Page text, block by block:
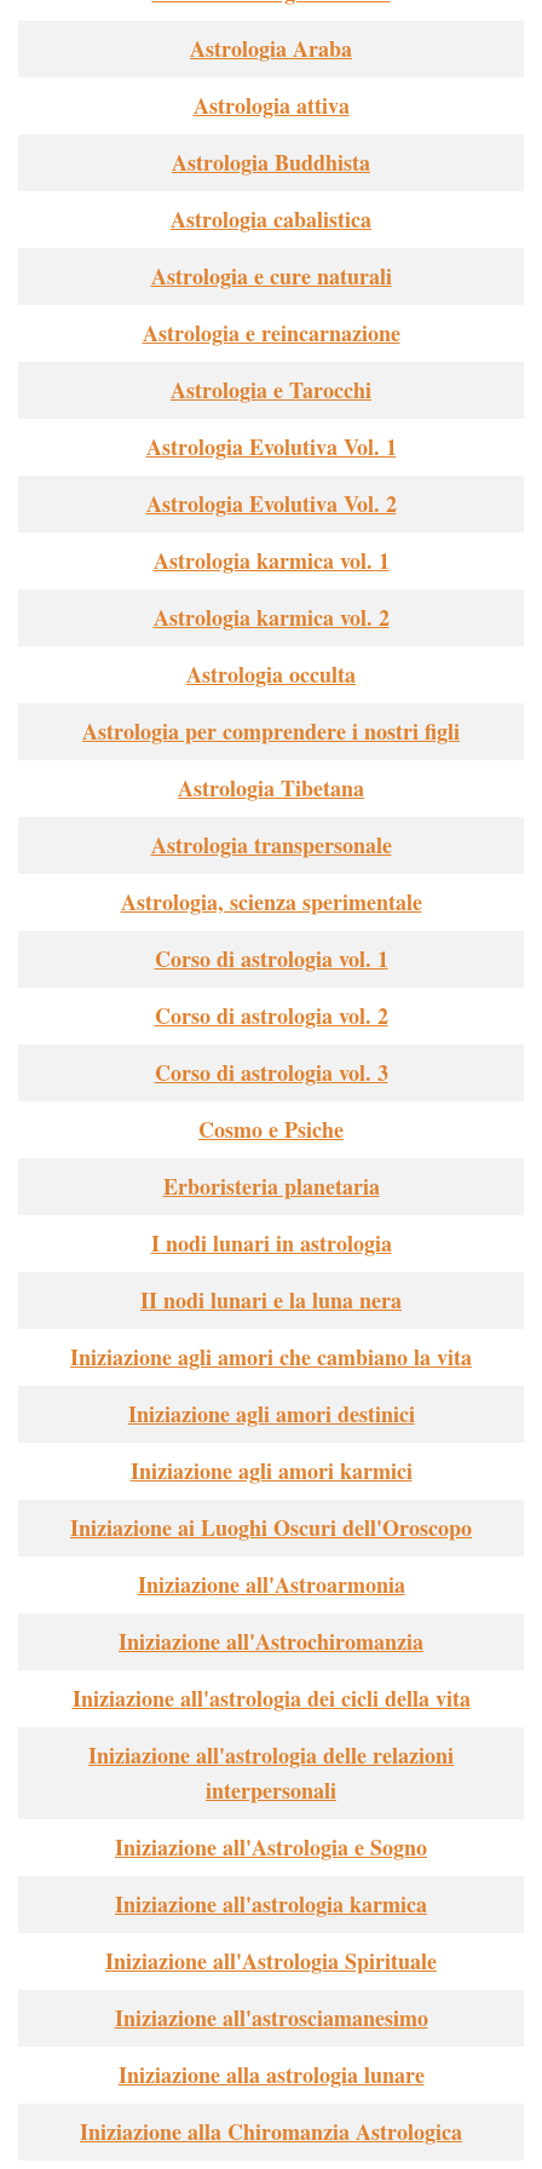
Astrologia Araba
Astrologia attiva
Astrologia Buddhista
Astrologia cabalistica
Astrologia e cure naturali
Astrologia e reincarnazione
Astrologia e Tarocchi
Astrologia Evolutiva Vol. 1
Astrologia Evolutiva Vol. 2
Astrologia karmica vol. 1
Astrologia karmica vol. 2
Astrologia occulta
Astrologia per comprendere i nostri figli
Astrologia Tibetana
Astrologia transpersonale
Astrologia, scienza sperimentale
Corso di astrologia vol. 1
Corso di astrologia vol. 2
Corso di astrologia vol. 3
Cosmo e Psiche
Erboristeria planetaria
I nodi lunari in astrologia
II nodi lunari e la luna nera
Iniziazione agli amori che cambiano la vita
Iniziazione agli amori destinici
Iniziazione agli amori karmici
Iniziazione ai Luoghi Oscuri dell'Oroscopo
Iniziazione all'Astroarmonia
Iniziazione all'Astrochiromanzia
Iniziazione all'astrologia dei cicli della vita
Iniziazione all'astrologia delle relazioni
interpersonali
Iniziazione all'Astrologia e Sogno
Iniziazione all'astrologia karmica
Iniziazione all'Astrologia Spirituale
Iniziazione all'astrosciamanesimo
Iniziazione alla astrologia lunare
Iniziazione alla Chiromanzia Astrologica